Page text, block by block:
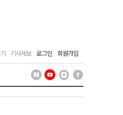
기사제보 로그인 회원가입